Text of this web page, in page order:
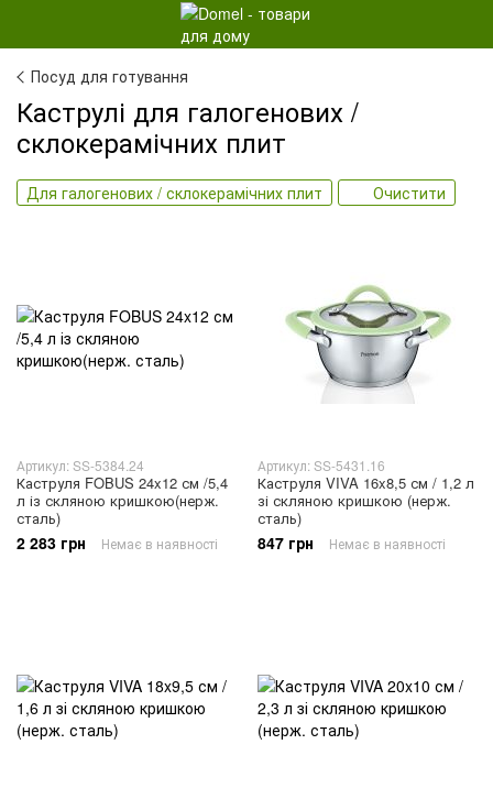
Посуд для готування
Каструлі для галогенових /
склокерамічних плит
Для галогенових / склокерамічних плит Очистити
Артикул: SS-5384.24
Каструля FOBUS 24x12 см /5,4
л із скляною кришкою(нерж.
сталь)
2 283 грн Немає в наявності
Артикул: SS-5431.16
Каструля VIVA 16x8,5 см / 1,2 л
зі скляною кришкою (нерж.
сталь)
847 грн Немає в наявності